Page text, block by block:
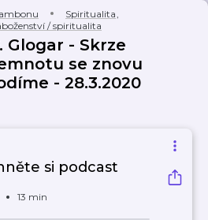
Spiritualita,
/ spiritualita
Glogar - Skrze
se znovu
- 28.3.2020
si podcast
13 min